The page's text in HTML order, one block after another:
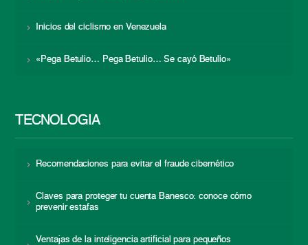
Inicios del ciclismo en Venezuela
«Pega Betulio… Pega Betulio… Se cayó Betulio»
TECNOLOGÍA
Recomendaciones para evitar el fraude cibernético
Claves para proteger tu cuenta Banesco: conoce cómo
prevenir estafas
Ventajas de la inteligencia artificial para pequeños